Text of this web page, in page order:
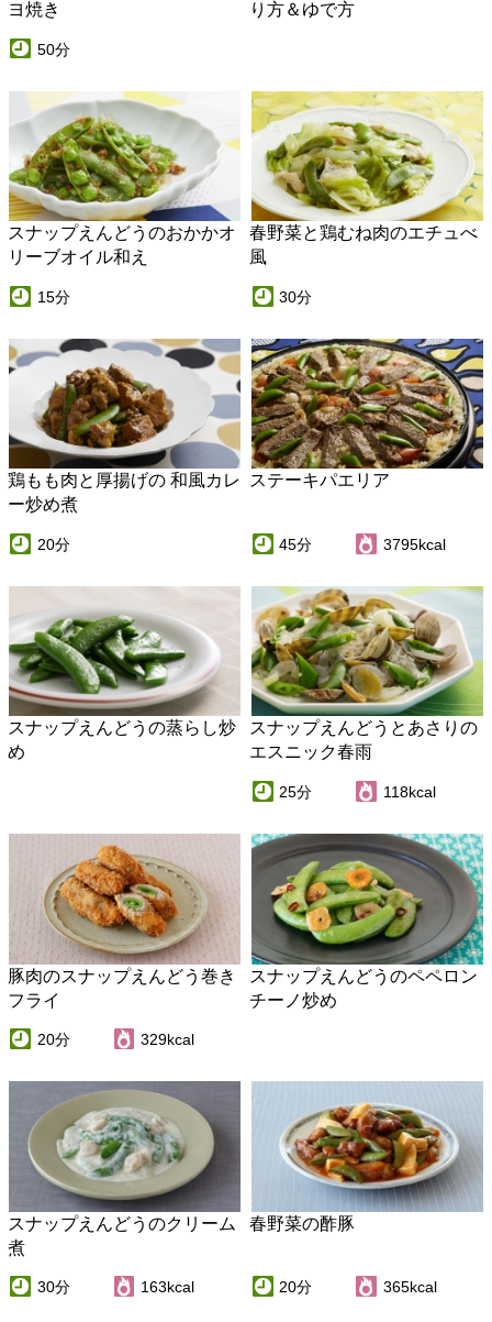
リーブオイル和え
15分 30分
鶏もも肉と厚揚げの 和風カレ
20分
ステーキパエリア
45分 3795kcal
スナップえんどうの蒸らし炒
め
エスニック春雨
豚肉のスナップえんどう巻き
フライ
スナップえんどうのペペロン
チーノ炒め
スナップえんどうのクリーム
煮
春野菜の酢豚
スナップえんどうと海老と卵
の炒め物
30分 156kcal
ごぼうとスナップえんどうの
かんたんシーザーサラダ
10分 151kcal